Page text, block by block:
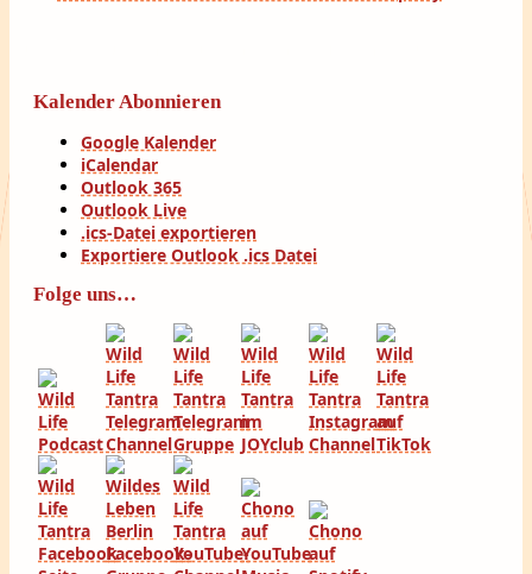
Kalender Abonnieren
Google Kalender
iCalendar
Outlook 365
Outlook Live
.ics-Datei exportieren
Exportiere Outlook .ics Datei
Folge uns…